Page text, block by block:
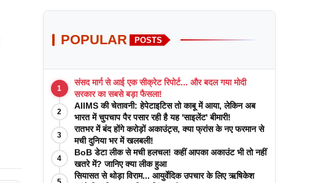
POPULAR POSTS
1
संसद मार्ग से आई एक सीक्रेट रिपोर्ट... और बदल गया मोदी
सरकार का सबसे बड़ा फैसला!
2
AIIMS की चेतावनी: हेपेटाइटिस तो काबू में आया, लेकिन अब
भारत में चुपचाप पैर पसार रही है यह 'साइलेंट' बीमारी!
3
रातभर में बंद होंगे करोड़ों अकाउंट्स, क्या फ्रांस के नए फरमान से
मची दुनिया भर में खलबली!
4
BoB डेटा लीक से मची हलचल! कहीं आपका अकाउंट भी तो नहीं
खतरे में? जानिए क्या लीक हुआ
सियासत से थोड़ा विराम... आयुर्वेदिक उपचार के लिए ऋषिकेश